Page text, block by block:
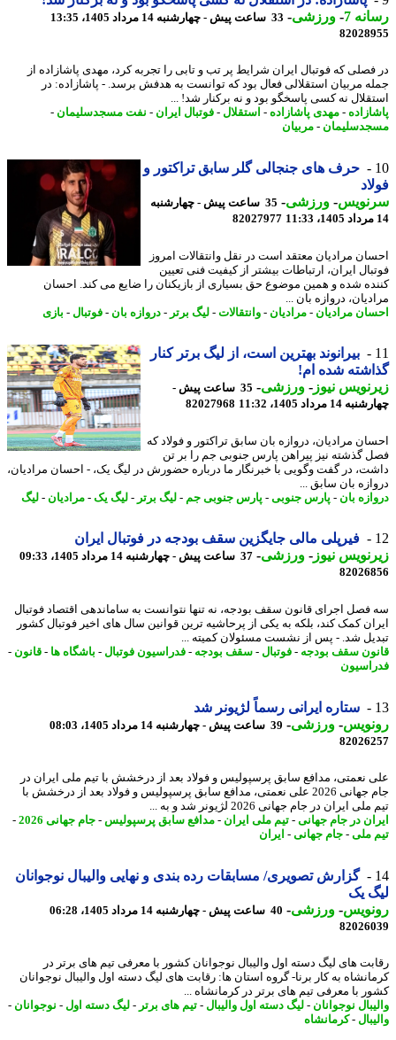
7
-ورزشی-33 ساعت پیش - چهارشنبه 14 مرداد 1405، 13:35
که فوتبال ایران شرایط پر تب و تابی را تجربه کرد، مهدی پاشازاده از
مربیان استقلالی فعال بود که توانست به هدفش برسد. - پاشازاده: در
نه کسی پاسخگو بود و نه برکنار شد! ...
- مهدی پاشازاده- استقلال-فوتبال ایران - نفت مسجدسلیمان-
-مربیان
حرف های جنجالی گلر سابق تراکتور و
-ورزشی-
35 ساعت پیش - چهارشنبه
82027977
مرادیان معتقد است در نقل وانتقالات امروز
ایران، ارتباطات بیشتر از کیفیت فنی تعیین
شده و همین موضوع حق بسیاری از بازیکنان را ضایع می کند. احسان
دروازه بان ...
مرادیان -مرادیان -وانتقالات-لیگ برتر - دروازه بان-فوتبال-بازی
بیرانوند بهترین است، از لیگ برتر کنار
شده ام!
نیوز-ورزشی-
35 ساعت پیش -
مرداد 1405، 11:32
82027968
مرادیان، دروازه بان سابق تراکتور و فولاد که
گذشته نیز پیراهن پارس جنوبی جم را بر تن
در گفت وگویی با خبرنگار ما درباره حضورش در لیگ یک، - احسان مرادیان،
بان سابق ...
بان-پارس جنوبی-پارس جنوبی جم -لیگ برتر - لیگ یک-مرادیان -لیگ
فیرپلی مالی جایگزین سقف بودجه در فوتبال ایران
نیوز-ورزشی-37 ساعت پیش - چهارشنبه 14 مرداد 1405، 09:33
اجرای قانون سقف بودجه، نه تنها نتوانست به ساماندهی اقتصاد فوتبال
کمک کند، بلکه به یکی از پرحاشیه ترین قوانین سال های اخیر فوتبال کشور
شد. - پس از نشست مسئولان کمیته ...
سقف بودجه-فوتبال-سقف بودجه-فدراسیون فوتبال-باشگاه ها- قانون-
ستاره ایرانی رسماً لژیونر شد
-ورزشی-39 ساعت پیش - چهارشنبه 14 مرداد 1405، 08:03
نعمتی، مدافع سابق پرسپولیس و فولاد بعد از درخشش با تیم ملی ایران در
جام جهانی 2026 علی نعمتی، مدافع سابق پرسپولیس و فولاد بعد از درخشش با
ایران در جام جهانی 2026 لژیونر شد و به ...
در جام جهانی-تیم ملی ایران - مدافع سابق پرسپولیس-جام جهانی 2026
-
ملی -جام جهانی-ایران
گزارش تصویری/ مسابقات رده بندی و نهایی والیبال نوجوانان
یک
-ورزشی-40 ساعت پیش - چهارشنبه 14 مرداد 1405، 06:28
های لیگ دسته اول والیبال نوجوانان کشور با معرفی تیم های برتر در
به کار برنا- گروه استان ها: رقابت های لیگ دسته اول والیبال نوجوانان
با معرفی تیم های برتر در کرمانشاه ...
نوجوانان-لیگ دسته اول والیبال-تیم های برتر - لیگ دسته اول-نوجوانان-
-کرمانشاه